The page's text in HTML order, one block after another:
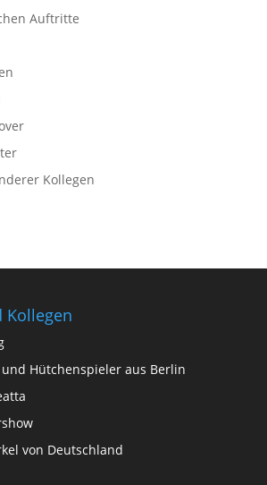
Auftritte
Kollegen
Kollegen
Hütchenspieler aus Berlin
von Deutschland